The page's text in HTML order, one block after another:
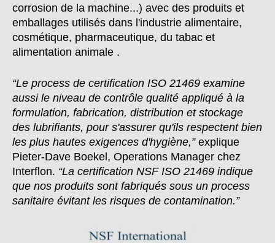
corrosion de la machine...) avec des produits et
emballages utilisés dans l'industrie alimentaire,
cosmétique, pharmaceutique, du tabac et
alimentation animale .
“Le process de certification ISO 21469 examine
aussi le niveau de contrôle qualité appliqué à la
formulation, fabrication, distribution et stockage
des lubrifiants, pour s'assurer qu'ils respectent bien
les plus hautes exigences d'hygiène,”explique
Pieter-Dave Boekel, Operations Manager chez
Interflon. “La certification NSF ISO 21469 indique
que nos produits sont fabriqués sous un process
sanitaire évitant les risques de contamination.”